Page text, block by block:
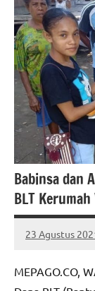
Babinsa dan
BLT
23 Agustus
MEPAGO
No
MEPAGO.CO,